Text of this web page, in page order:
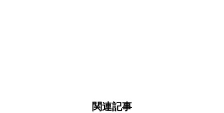
関連記事